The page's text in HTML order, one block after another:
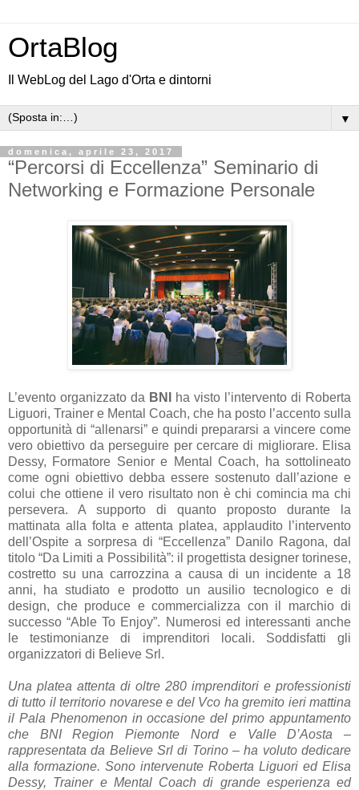
OrtaBlog
Il WebLog del Lago d'Orta e dintorni
▼
domenica, aprile 23, 2017
“Percorsi di Eccellenza” Seminario di
Networking e Formazione Personale
L’evento organizzato da BNI
ha visto l’intervento di Roberta
Liguori, Trainer e Mental Coach, che ha posto l’accento sulla
opportunità di “allenarsi” e quindi prepararsi a vincere come
vero obiettivo da perseguire per cercare di migliorare. Elisa
Dessy, Formatore Senior e Mental Coach, ha sottolineato
come ogni obiettivo debba essere sostenuto dall’azione e
colui che ottiene il vero risultato non è chi comincia ma chi
persevera. A supporto di quanto proposto durante la
mattinata alla folta e attenta platea, applaudito l’intervento
dell’Ospite a sorpresa di “Eccellenza” Danilo Ragona, dal
titolo “Da Limiti a Possibilità”: il progettista designer torinese,
costretto su una carrozzina a causa di un incidente a 18
anni, ha studiato e prodotto un ausilio tecnologico e di
design, che produce e commercializza con il marchio di
successo “Able To Enjoy”. Numerosi ed interessanti anche
le testimonianze di imprenditori locali. Soddisfatti gli
organizzatori di Believe Srl.
Una platea attenta di oltre 280 imprenditori e professionisti
di tutto il territorio novarese e del Vco ha gremito ieri mattina
il Pala Phenomenon in occasione del primo appuntamento
che BNI Region Piemonte Nord e Valle D’Aosta –
rappresentata da Believe Srl di Torino – ha voluto dedicare
alla formazione. Sono intervenute Roberta Liguori ed Elisa
Dessy, Trainer e Mental Coach di grande esperienza ed